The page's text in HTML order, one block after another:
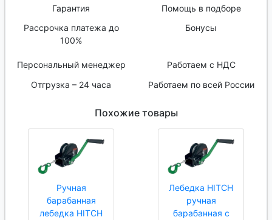
Гарантия
Помощь в подборе
Рассрочка платежа до
100%
Бонусы
Персональный менеджер
Работаем с НДС
Отгрузка – 24 часа
Работаем по всей России
Похожие товары
Ручная
барабанная
лебедка HITCH
Лебедка HITCH
ручная
барабанная с